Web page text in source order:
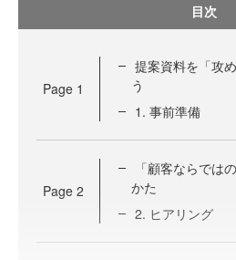
目次
Page 1
提案資料を「攻
う
1. 事前準備
Page 2
「顧客ならでは
かた
2. ヒアリング